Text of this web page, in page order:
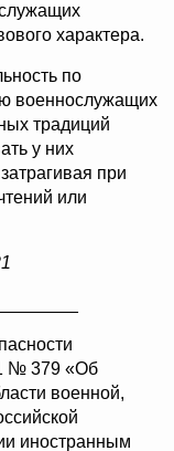
характера.
по
военнослужащих
традиций
у них
при
или
№ 379 «Об
военной,
иностранным